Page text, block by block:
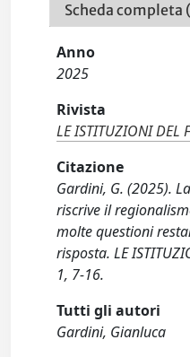
Scheda completa
Anno
2025
Rivista
LE ISTITUZIONI DEL
Citazione
Gardini, G. (2025).
riscrive il
molte questioni
risposta. LE
1, 7-16.
Tutti gli autori
Gardini, Gianluca